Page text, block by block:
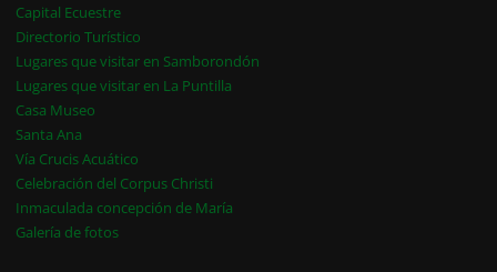
Capital Ecuestre
Directorio Turístico
Lugares que visitar en Samborondón
Lugares que visitar en La Puntilla
Casa Museo
Santa Ana
Vía Crucis Acuático
Celebración del Corpus Christi
Inmaculada concepción de María
Galería de fotos